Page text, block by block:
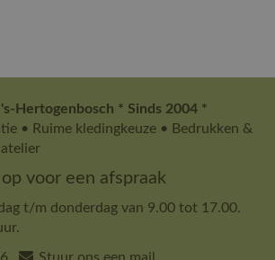
Hertogenbosch * Sinds 2004 *
• Ruime kledingkeuze • Bedrukken &
voor een afspraak
t/m donderdag van 9.00 tot 17.00.
Stuur ons een mail